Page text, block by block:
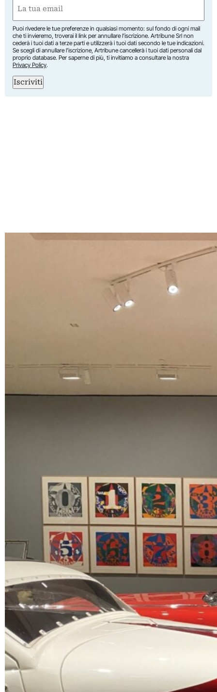
(Required)
Puoi rivedere le tue preferenze in qualsiasi momento: sul fondo di ogni mail
che ti invieremo, troverai il link per annullare l’iscrizione. Artribune Srl non
cederà i tuoi dati a terze parti e utilizzerà i tuoi dati secondo le tue indicazioni.
Se scegli di annullare l’iscrizione, Artribune cancellerà i tuoi dati personali dal
proprio database. Per saperne di più, ti invitiamo a consultare la nostra
Privacy Policy.
Iscriviti